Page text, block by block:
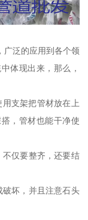
广泛的应用到各个领
体现出来，那么，
支架把管材放在上
，管材也能干净使
仅要整齐，还要结
坏，并且注意石头